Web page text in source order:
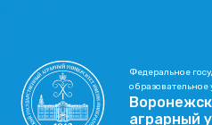
Федеральное
аграрный